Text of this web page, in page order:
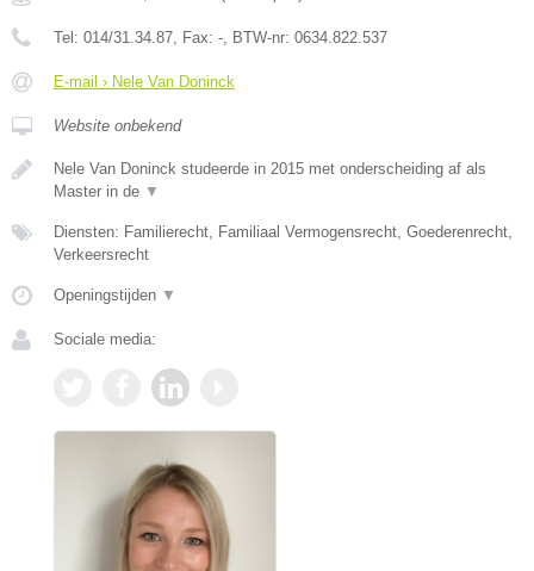
Tel: 014/31.34.87, Fax: -, BTW-nr: 0634.822.537
E-mail › Nele Van Doninck
Website onbekend
Nele Van Doninck studeerde in 2015 met onderscheiding af als
Master in de ▼
Diensten: Familierecht, Familiaal Vermogensrecht, Goederenrecht,
Verkeersrecht
Openingstijden ▼
Sociale media: